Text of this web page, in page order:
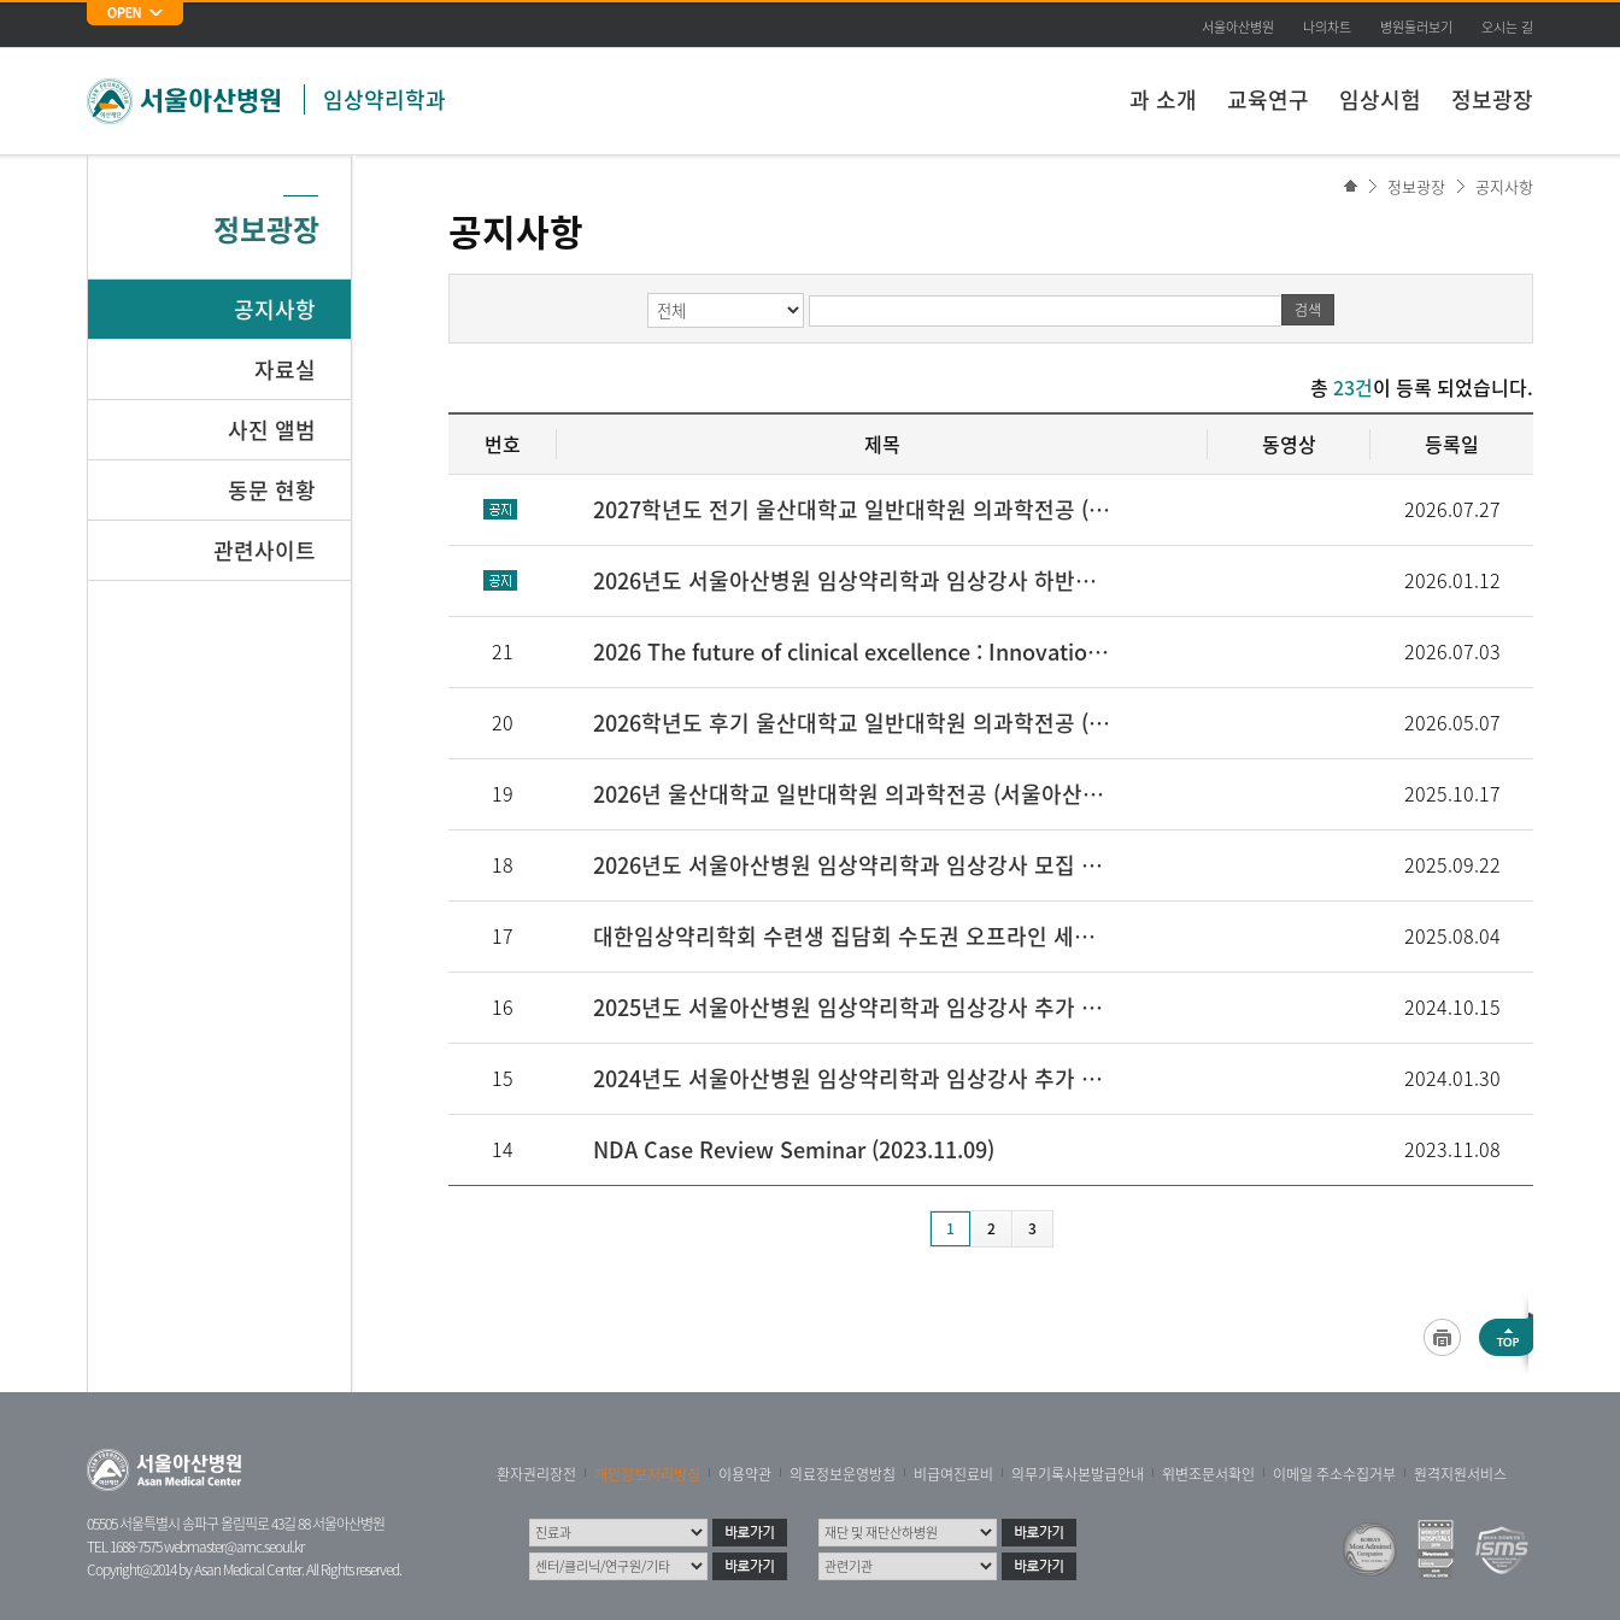
주메뉴 바로가기
본문 바로가기
임상약리학과
서울아산병원 나의차트 병원둘러보기 오시는 길
과 소개 교육연구 임상시험 정보광장
정보광장 공지사항
정보광장
공지사항
자료실
사진 앨범
동문 현황
관련사이트
공지사항
검색
총 23건이 등록 되었습니다.
번호
제목 동영상 등록일
2027학년도 전기 울산대학교 일반대학원 의과학전공 (서울아산병원 임상약리학과 약동약력학 실험실) 대학원생 모집공고 2026.07.27
2026년도 서울아산병원 임상약리학과 임상강사 하반기 추가모집 안내 2026.01.12
21 2026 The future of clinical excellence : Innovation, AI, and Regulatory Strategy 신약 개발의 미래 전략과 임상시험의 패러다임 전환 세미나 2026.07.03
20 2026학년도 후기 울산대학교 일반대학원 의과학전공 (서울아산병원 임상약리학과 약동약력학 실험실) 대학원생 모집공고 2026.05.07
19 2026년 울산대학교 일반대학원 의과학전공 (서울아산병원 임상약리학과 약동약력학실험실) 대학원생 모집 2025.10.17
18 2026년도 서울아산병원 임상약리학과 임상강사 모집 안내 2025.09.22
17 대한임상약리학회 수련생 집담회 수도권 오프라인 세미나 (2025.08.11 (월)) 2025.08.04
16 2025년도 서울아산병원 임상약리학과 임상강사 추가 모집 안내 2024.10.15
15 2024년도 서울아산병원 임상약리학과 임상강사 추가 모집 안내 2024.01.30
14 NDA Case Review Seminar (2023.11.09) 2023.11.08
1 2 3
05505 서울특별시 송파구 올림픽로 43길 88 서울아산병원
TEL 1688-7575webmaster@amc.seoul.kr
Copyright@2014 by Asan Medical Center. All Rights reserved.
환자권리장전 개인정보처리방침 이용약관 의료정보운영방침 비급여진료비 의무기록사본발급안내 위변조문서확인 이메일 주소수집거부 원격지원서비스